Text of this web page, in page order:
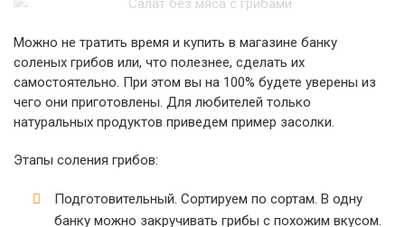
Можно не тратить время и купить в магазине банку
соленых грибов или, что полезнее, сделать их
самостоятельно. При этом вы на 100% будете уверены из
чего они приготовлены. Для любителей только
натуральных продуктов приведем пример засолки.
Этапы соления грибов:
Подготовительный. Сортируем по сортам. В одну
банку можно закручивать грибы с похожим вкусом.